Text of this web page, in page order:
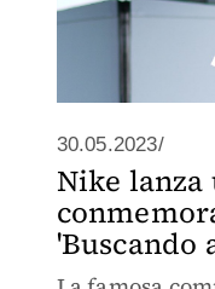
30.05.2023/
Nike lanza
'Buscando